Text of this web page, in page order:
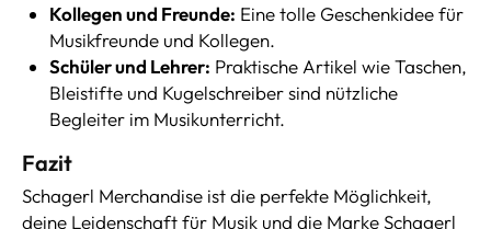
Kollegen und Freunde: Eine tolle Geschenkidee für
Musikfreunde und Kollegen.
Schüler und Lehrer: Praktische Artikel wie Taschen,
Bleistifte und Kugelschreiber sind nützliche
Begleiter im Musikunterricht.
Fazit
Schagerl Merchandise ist die perfekte Möglichkeit,
deine Leidenschaft für Musik und die Marke Schagerl